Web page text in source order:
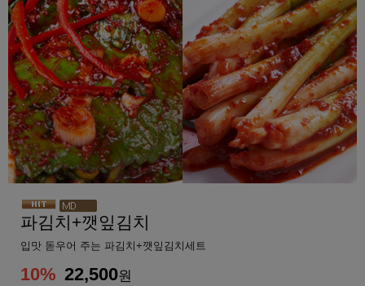
파김치+깻잎김치
입맛 돋우어 주는 파김치+깻잎김치세트
10% 22,500원